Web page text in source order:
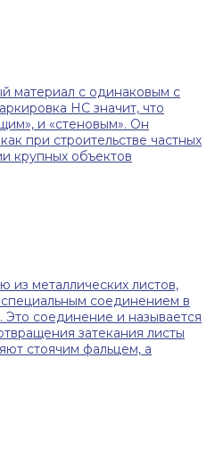
материал с одинаковым с
НС значит, что
и «стеновым». Он
при строительстве частных
крупных объектов
из металлических листов,
соединением в
Это соединение и называется
затекания листы
стоячим фальцем, а